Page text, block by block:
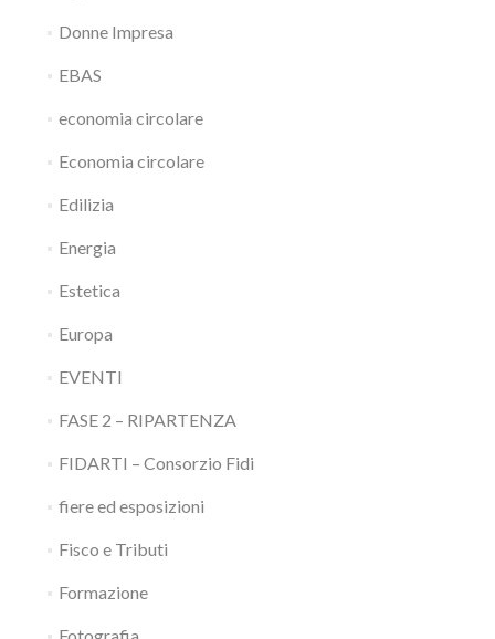
Donne Impresa
EBAS
economia circolare
Economia circolare
Edilizia
Energia
Estetica
Europa
EVENTI
FASE 2 – RIPARTENZA
FIDARTI – Consorzio Fidi
fiere ed esposizioni
Fisco e Tributi
Formazione